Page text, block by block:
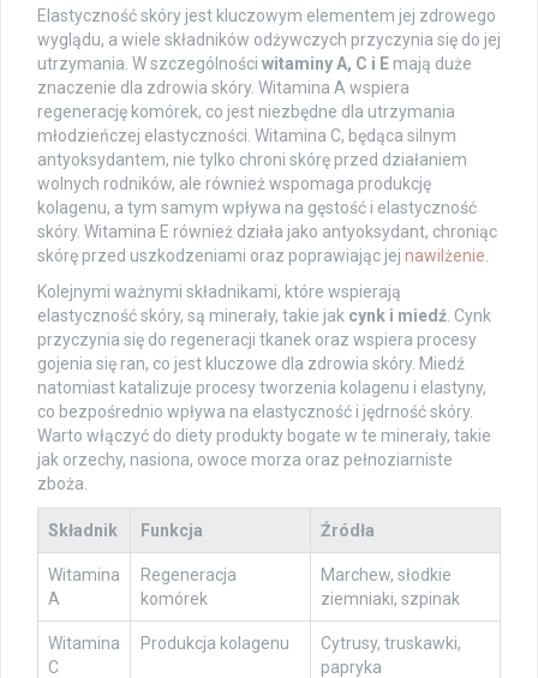
Elastyczność skóry jest kluczowym elementem jej zdrowego
wyglądu, a wiele składników odżywczych przyczynia się do jej
utrzymania. W szczególności witaminy A, C i E mają duże
znaczenie dla zdrowia skóry. Witamina A wspiera
regenerację komórek, co jest niezbędne dla utrzymania
młodzieńczej elastyczności. Witamina C, będąca silnym
antyoksydantem, nie tylko chroni skórę przed działaniem
wolnych rodników, ale również wspomaga produkcję
kolagenu, a tym samym wpływa na gęstość i elastyczność
skóry. Witamina E również działa jako antyoksydant, chroniąc
skórę przed uszkodzeniami oraz poprawiając jej nawilżenie
Kolejnymi ważnymi składnikami, które wspierają
elastyczność skóry, są minerały, takie jak cynk i miedź . Cynk
przyczynia się do regeneracji tkanek oraz wspiera procesy
gojenia się ran, co jest kluczowe dla zdrowia skóry. Miedź
natomiast katalizuje procesy tworzenia kolagenu i elastyny,
co bezpośrednio wpływa na elastyczność i jędrność skóry.
Warto włączyć do diety produkty bogate w te minerały, takie
jak orzechy, nasiona, owoce morza oraz pełnoziarniste
zboża.
Składnik Funkcja Źródła
Witamina
A
Regeneracja
komórek
Marchew, słodkie
ziemniaki, szpinak
Witamina
C
Produkcja kolagenu
Cytrusy, truskawki,
papryka